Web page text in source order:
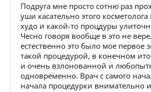
Подруга мне просто сотню раз
уши касательно этого
худо и какой-то процдуры
Чесно говоря вообще в это не
естественно это было мое первое
такой процедурой, в конечном
и очень взлонованной и
одновременно. Врач с самого
начала процедурки внимательно